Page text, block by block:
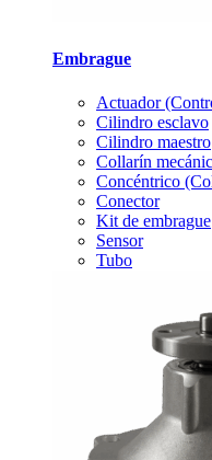
Embrague
Actuador
Cilindro esclavo
Cilindro maestro
Collarín
Concéntrico
Conector
Kit de embrague
Sensor
Tubo